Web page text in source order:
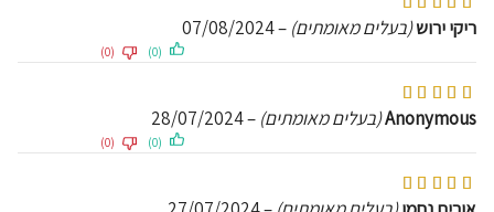
ריקי ירוש(בעלים מאומתים) –
07/08/2024
(0)
(0)
Anonymous(בעלים מאומתים) –
28/07/2024
(0)
(0)